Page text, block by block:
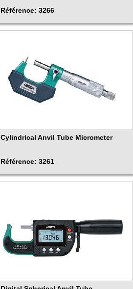
Référence: 3266
Cylindrical Anvil Tube Micrometer
Référence: 3261